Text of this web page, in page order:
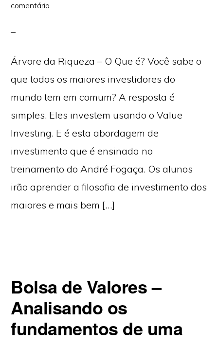
comentário
Árvore da Riqueza – O Que é? Você sabe o
que todos os maiores investidores do
mundo tem em comum? A resposta é
simples. Eles investem usando o Value
Investing. E é esta abordagem de
investimento que é ensinada no
treinamento do André Fogaça. Os alunos
irão aprender a filosofia de investimento dos
maiores e mais bem […]
Bolsa de Valores –
Analisando os
fundamentos de uma